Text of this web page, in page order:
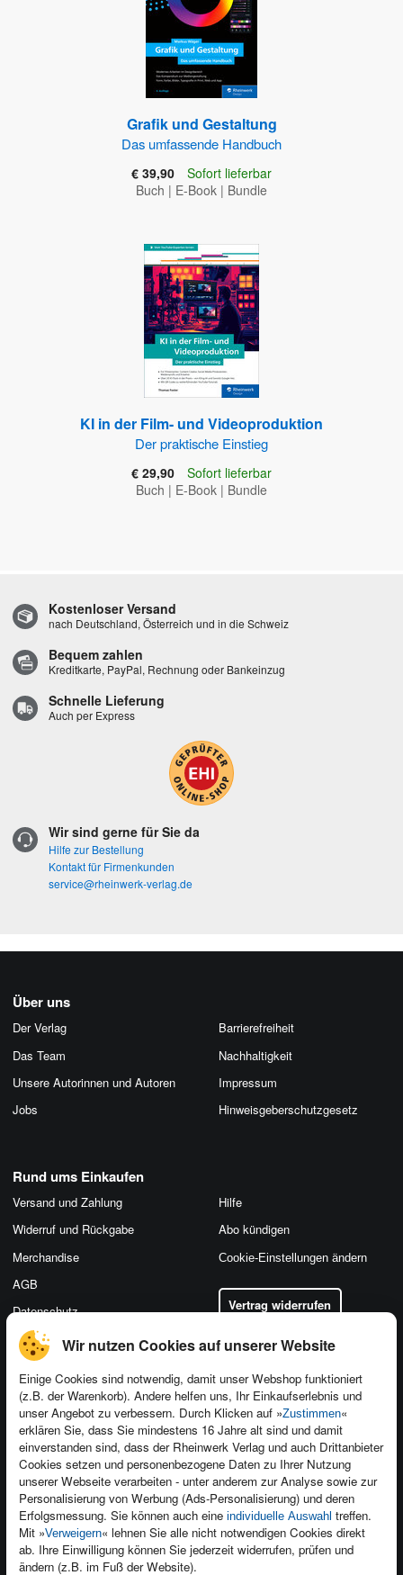
Wir nutzen Cookies auf unserer Website
Einige Cookies sind notwendig, damit unser Webshop funktioniert
(z.B. der Warenkorb). Andere helfen uns, Ihr Einkaufserlebnis und
unser Angebot zu verbessern. Durch Klicken auf »Zustimmen«
erklären Sie, dass Sie mindestens 16 Jahre alt sind und damit
einverstanden sind, dass der Rheinwerk Verlag und auch Drittanbieter
Cookies setzen und personenbezogene Daten zu Ihrer Nutzung
unserer Webseite verarbeiten - unter anderem zur Analyse sowie zur
Personalisierung von Werbung (Ads-Personalisierung) und deren
Erfolgsmessung. Sie können auch eine individuelle Auswahl treffen.
Mit »Verweigern« lehnen Sie alle nicht notwendigen Cookies direkt
ab. Ihre Einwilligung können Sie jederzeit widerrufen, prüfen und
ändern (z.B. im Fuß der Website).
Grafik und Gestaltung
Das umfassende Handbuch
€ 39,90
Sofort lieferbar
Buch | E-Book | Bundle
KI in der Film- und Videoproduktion
Der praktische Einstieg
€ 29,90
Sofort lieferbar
Buch | E-Book | Bundle
Kostenloser Versand
nach Deutschland, Österreich und in die Schweiz
Bequem zahlen
Kreditkarte, PayPal, Rechnung oder Bankeinzug
Schnelle Lieferung
Auch per Express
Wir sind gerne für Sie da
Hilfe zur Bestellung
Kontakt für Firmenkunden
service@rheinwerk-verlag.de
Über uns
Der Verlag
Das Team
Unsere Autorinnen und Autoren
Jobs
Barrierefreiheit
Nachhaltigkeit
Impressum
Hinweis­geber­schutz­gesetz
Kontakt
Newsletter
Für Unternehmen
Presseservice
Dozentenservice
Produktfeedback
Foreign Rights
Ein Buch schreiben
Rund ums Einkaufen
Versand und Zahlung
Widerruf und Rückgabe
Merchandise
AGB
Datenschutz
Hilfe
Abo kündigen
Cookie-Einstellungen ändern
Vertrag widerrufen